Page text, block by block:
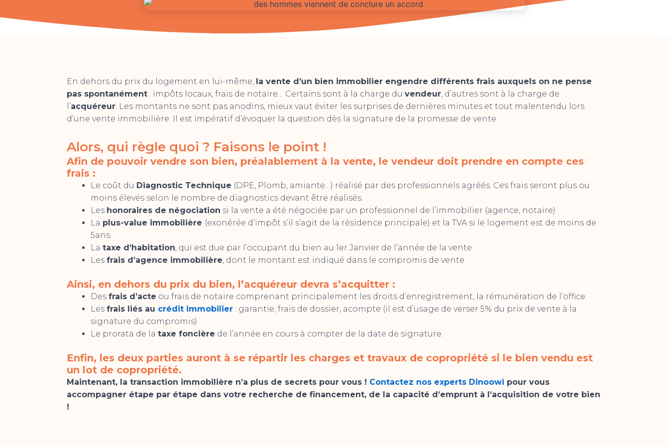
En dehors du prix du logement en lui-même, la vente d’un bien immobilier engendre différents frais auxquels on ne pense
pas spontanément : impôts locaux, frais de notaire… Certains sont à la charge du vendeur , d’autres sont à la charge de
l’acquéreur . Les montants ne sont pas anodins, mieux vaut éviter les surprises de dernières minutes et tout malentendu lors
d’une vente immobilière. Il est impératif d’évoquer la question dès la signature de la promesse de vente.
Alors, qui règle quoi ? Faisons le point !
Afin de pouvoir vendre son bien, préalablement à la vente, le vendeur doit prendre en compte ces
frais :
Le coût du Diagnostic Technique (DPE, Plomb, amiante…) réalisé par des professionnels agréés. Ces frais seront plus ou
moins élevés selon le nombre de diagnostics devant être réalisés.
Les honoraires de négociation si la vente a été négociée par un professionnel de l’immobilier (agence, notaire)
La plus-value immobilière (exonérée d’impôt s’il s’agit de la résidence principale) et la TVA si le logement est de moins de
5ans.
La taxe d’habitation , qui est due par l’occupant du bien au 1er Janvier de l’année de la vente.
Les frais d’agence immobilière , dont le montant est indiqué dans le compromis de vente.
Ainsi, en dehors du prix du bien, l’acquéreur devra s’acquitter :
Des frais d’acte ou frais de notaire comprenant principalement les droits d’enregistrement, la rémunération de l’office.
Les frais liés au crédit immobilier : garantie, frais de dossier, acompte (il est d’usage de verser 5% du prix de vente à la
signature du compromis)
Le prorata de la taxe foncière de l’année en cours à compter de la date de signature.
Enfin, les deux parties auront à se répartir les charges et travaux de copropriété si le bien vendu est
un lot de copropriété.
Maintenant, la transaction immobilière n’a plus de secrets pour vous ! Contactez nos experts Dinoowi pour vous
accompagner étape par étape dans votre recherche de financement, de la capacité d’emprunt à l’acquisition de votre bien
!